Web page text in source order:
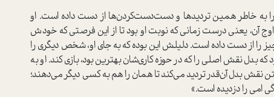
به خاطر همین تردیدها و دست‌دست‌کردن‌ها از دست داده است. او
آن، یعنی درست زمانی که نوبت او بود تا از این فرصتی که خودش
را از دست داده است. دلیلش این بوده که به جای او، شخص دیگری را
بدل نقش اصلی را که در حوزه کاری‌شان بهترین بود، بازی کند. او به
نقش بدل آن‌قدر تردید می‌کند تا همان را هم به کسی دیگر می‌دهند؛
امی را دزدیده است.»